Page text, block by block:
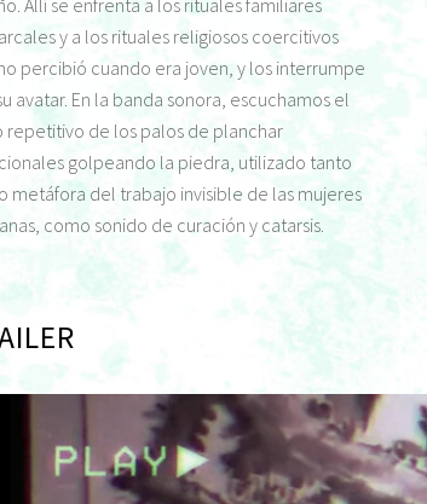
Allí se enfrenta a los rituales familiares
y a los rituales religiosos coercitivos
percibió cuando era joven, y los interrumpe
avatar. En la banda sonora, escuchamos el
repetitivo de los palos de planchar
golpeando la piedra, utilizado tanto
metáfora del trabajo invisible de las mujeres
como sonido de curación y catarsis.